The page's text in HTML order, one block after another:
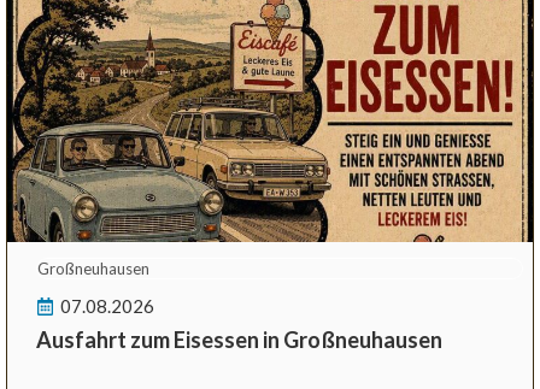
Großneuhausen
07.08.2026
Ausfahrt zum Eisessen in Großneuhausen